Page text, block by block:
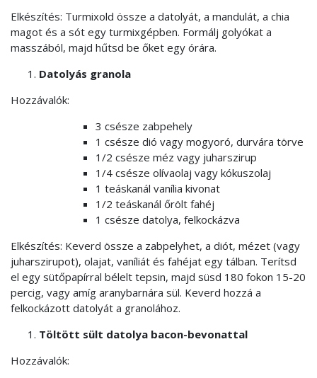
Elkészítés: Turmixold össze a datolyát, a mandulát, a chia
magot és a sót egy turmixgépben. Formálj golyókat a
masszából, majd hűtsd be őket egy órára.
Datolyás granola
Hozzávalók:
3 csésze zabpehely
1 csésze dió vagy mogyoró, durvára törve
1/2 csésze méz vagy juharszirup
1/4 csésze olívaolaj vagy kókuszolaj
1 teáskanál vanília kivonat
1/2 teáskanál őrölt fahéj
1 csésze datolya, felkockázva
Elkészítés: Keverd össze a zabpelyhet, a diót, mézet (vagy
juharszirupot), olajat, vaníliát és fahéjat egy tálban. Terítsd
el egy sütőpapírral bélelt tepsin, majd süsd 180 fokon 15-20
percig, vagy amíg aranybarnára sül. Keverd hozzá a
felkockázott datolyát a granolához.
Töltött sült datolya bacon-bevonattal
Hozzávalók: